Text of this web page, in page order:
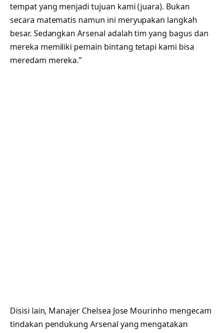
tempat yang menjadi tujuan kami (juara). Bukan
secara matematis namun ini meryupakan langkah
besar. Sedangkan Arsenal adalah tim yang bagus dan
mereka memiliki pemain bintang tetapi kami bisa
meredam mereka.”
Disisi lain, Manajer Chelsea Jose Mourinho mengecam
tindakan pendukung Arsenal yang mengatakan